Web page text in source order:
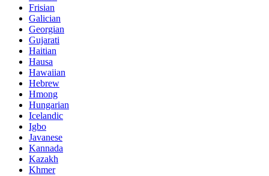
Frisian
Galician
Georgian
Gujarati
Haitian
Hausa
Hawaiian
Hebrew
Hmong
Hungarian
Icelandic
Igbo
Javanese
Kannada
Kazakh
Khmer